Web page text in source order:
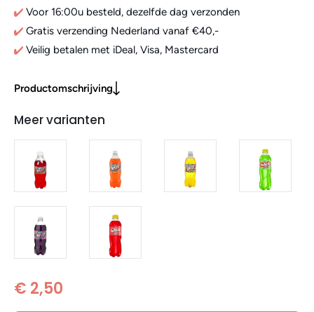
Voor 16:00u besteld, dezelfde dag verzonden
Gratis verzending Nederland vanaf €40,-
Veilig betalen met iDeal, Visa, Mastercard
Productomschrijving
Meer varianten
€ 2,50